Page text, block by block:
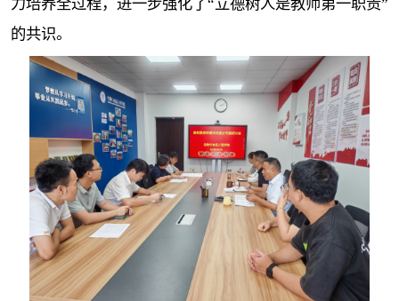
力培养全过程，进一步强化了“立德树人是教师第一职责”
的共识。